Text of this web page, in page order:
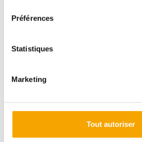
Préférences
Statistiques
Marketing
Tout autoriser
prendre contact avec